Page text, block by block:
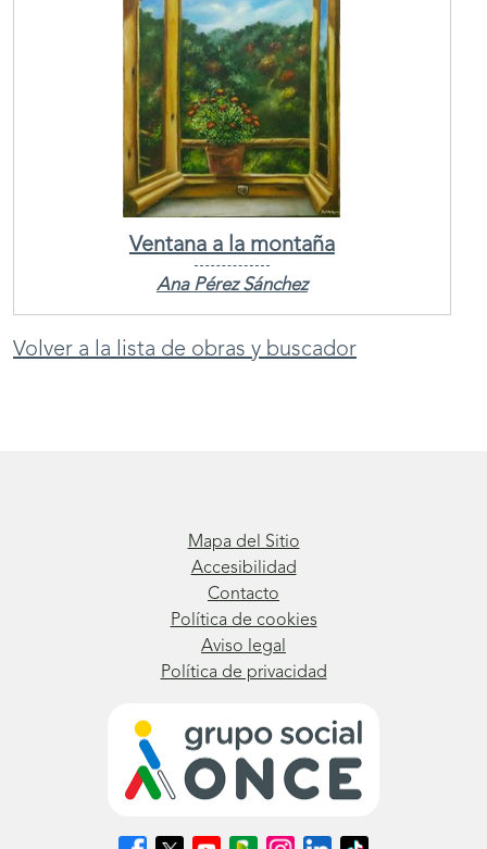
Ventana a la montaña
Ana Pérez Sánchez
Volver a la lista de obras y buscador
Mapa del Sitio
Accesibilidad
Contacto
Política de cookies
Aviso legal
Política de privacidad
SíguenosSíguenosSíguenosSíguenosSíguenosSíguenosSíguenos